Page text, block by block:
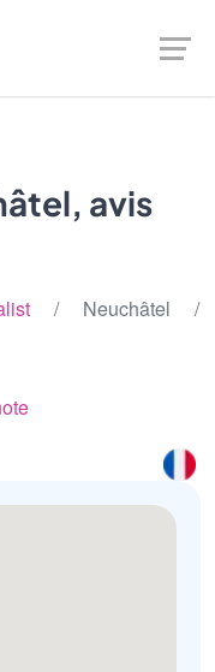
avis
/ Neuchâtel /